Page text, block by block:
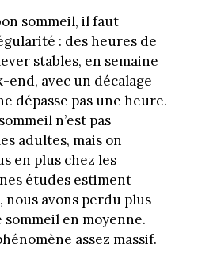
sommeil, il faut
: des heures de
stables, en semaine
end, avec un décalage
dépasse pas une heure.
n’est pas
adultes, mais on
en plus chez les
études estiment
nous avons perdu plus
sommeil en moyenne.
assez massif.